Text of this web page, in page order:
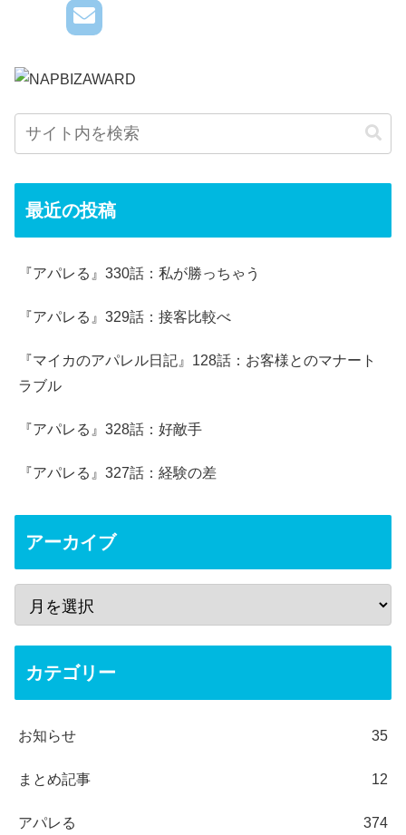
最近の投稿
『アパレる』330話：私が勝っちゃう
『アパレる』329話：接客比較べ
『マイカのアパレル日記』128話：お客様とのマナート
ラブル
『アパレる』328話：好敵手
『アパレる』327話：経験の差
アーカイブ
カテゴリー
お知らせ 35
まとめ記事 12
アパレる 374